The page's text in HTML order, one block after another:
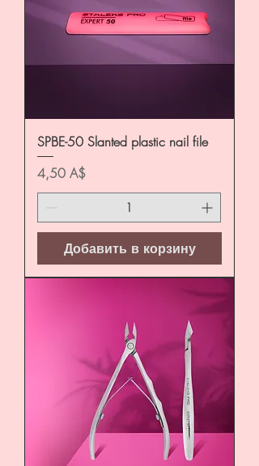
SPBE-50 Slanted plastic nail file
Цена
4,50 A$
Добавить в корзину